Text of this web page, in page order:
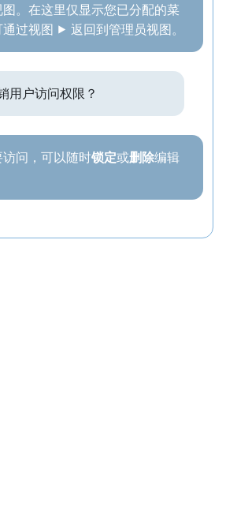
。在这里仅显示您已分配的菜
过视图 ⯈ 返回到管理员视图。
用户访问权限？
问，可以随时锁定或删除编辑